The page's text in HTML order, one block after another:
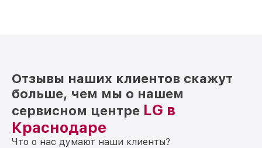
Отзывы наших клиентов скажут
больше, чем мы о нашем
сервисном центре LG в
Краснодаре
Что о нас думают наши клиенты?